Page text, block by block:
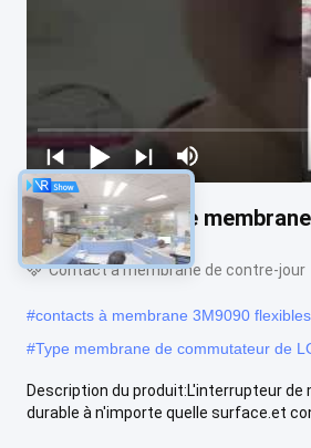
Commutateur de
Contact à membrane de contre-jour
#contacts à membrane 3M9090
#Type membrane de commutateur de
Description du produit:L'interrupteur
durable à n'importe quelle surface.et